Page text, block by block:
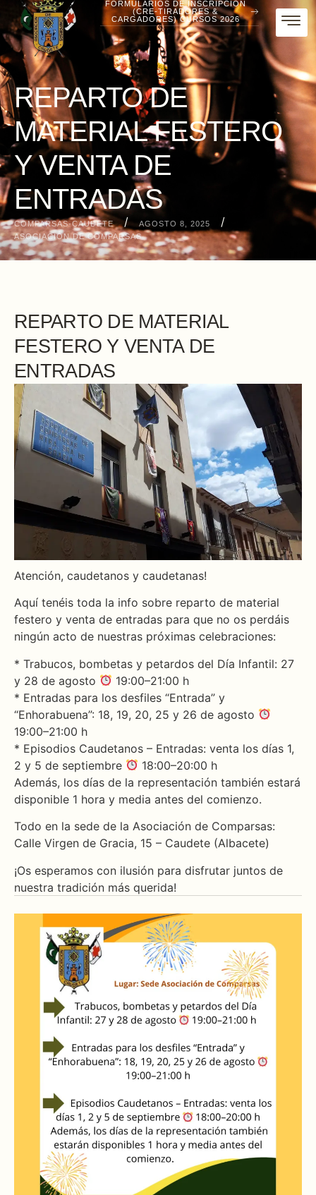
FORMULARIOS DE INSCRIPCIÓN
(CRE-TIRADORES &
CARGADORES) CURSOS 2026
REPARTO DE
MATERIAL FESTERO
Y VENTA DE
ENTRADAS
COMPARSAS-CAUDETE / AGOSTO 8, 2025 /
ASOCIACIÓN DE COMPARSAS
REPARTO DE MATERIAL
FESTERO Y VENTA DE
ENTRADAS
Atención, caudetanos y caudetanas!
Aquí tenéis toda la info sobre reparto de material
festero y venta de entradas para que no os perdáis
ningún acto de nuestras próximas celebraciones:
* Trabucos, bombetas y petardos del Día Infantil: 27
y 28 de agosto
19:00–21:00 h
* Entradas para los desfiles “Entrada” y
“Enhorabuena”: 18, 19, 20, 25 y 26 de agosto
19:00–21:00 h
* Episodios Caudetanos – Entradas: venta los días 1,
2 y 5 de septiembre
18:00–20:00 h
Además, los días de la representación también estará
disponible 1 hora y media antes del comienzo.
Todo en la sede de la Asociación de Comparsas:
Calle Virgen de Gracia, 15 – Caudete (Albacete)
¡Os esperamos con ilusión para disfrutar juntos de
nuestra tradición más querida!